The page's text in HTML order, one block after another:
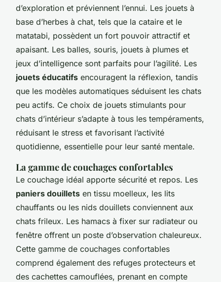
d’exploration et préviennent l’ennui. Les jouets à
base d’herbes à chat, tels que la cataire et le
matatabi, possèdent un fort pouvoir attractif et
apaisant. Les balles, souris, jouets à plumes et
jeux d’intelligence sont parfaits pour l’agilité. Les
jouets éducatifs encouragent la réflexion, tandis
que les modèles automatiques séduisent les chats
peu actifs. Ce choix de jouets stimulants pour
chats d’intérieur s’adapte à tous les tempéraments,
réduisant le stress et favorisant l’activité
quotidienne, essentielle pour leur santé mentale.
La gamme de couchages confortables
Le couchage idéal apporte sécurité et repos. Les
paniers douillets en tissu moelleux, les lits
chauffants ou les nids douillets conviennent aux
chats frileux. Les hamacs à fixer sur radiateur ou
fenêtre offrent un poste d’observation chaleureux.
Cette gamme de couchages confortables
comprend également des refuges protecteurs et
des cachettes camouflées, prenant en compte